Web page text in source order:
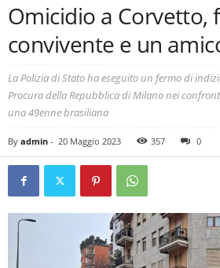
Omicidio a Corvetto,
convivente e un
La Polizia di Stato ha eseguito un fermo di
Procura della Repubblica di Milano nei
una 49enne brasiliana
By admin - 20 Maggio 2023 357 0